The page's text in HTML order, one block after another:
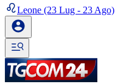
Leone (23 Lug - 23 Ago)